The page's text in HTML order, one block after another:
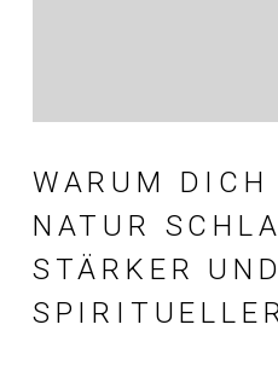
WARUM
NATUR
STÄRKER UND